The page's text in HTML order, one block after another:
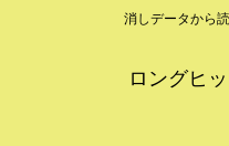
消しデータから
ロングヒ